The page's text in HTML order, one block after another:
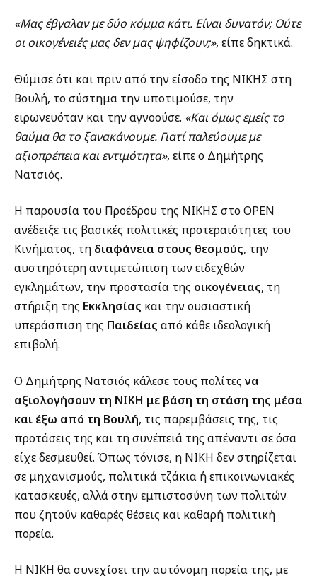
«Μας έβγαλαν με δύο κόμμα κάτι. Είναι δυνατόν; Ούτε
οι οικογένειές μας δεν μας ψηφίζουν;», είπε δηκτικά.
Θύμισε ότι και πριν από την είσοδο της ΝΙΚΗΣ στη
Βουλή, το σύστημα την υποτιμούσε, την
ειρωνευόταν και την αγνοούσε. «Και όμως εμείς το
θαύμα θα το ξανακάνουμε. Γιατί παλεύουμε με
αξιοπρέπεια και εντιμότητα», είπε ο Δημήτρης
Νατσιός.
Η παρουσία του Προέδρου της ΝΙΚΗΣ στο OPEN
ανέδειξε τις βασικές πολιτικές προτεραιότητες του
Κινήματος, τη διαφάνεια στους θεσμούς, την
αυστηρότερη αντιμετώπιση των ειδεχθών
εγκλημάτων, την προστασία της οικογένειας, τη
στήριξη της Εκκλησίας και την ουσιαστική
υπεράσπιση της Παιδείας από κάθε ιδεολογική
επιβολή.
Ο Δημήτρης Νατσιός κάλεσε τους πολίτες να
αξιολογήσουν τη ΝΙΚΗ με βάση τη στάση της μέσα
και έξω από τη Βουλή, τις παρεμβάσεις της, τις
προτάσεις της και τη συνέπειά της απέναντι σε όσα
είχε δεσμευθεί. Όπως τόνισε, η ΝΙΚΗ δεν στηρίζεται
σε μηχανισμούς, πολιτικά τζάκια ή επικοινωνιακές
κατασκευές, αλλά στην εμπιστοσύνη των πολιτών
που ζητούν καθαρές θέσεις και καθαρή πολιτική
πορεία.
Η ΝΙΚΗ θα συνεχίσει την αυτόνομη πορεία της, με